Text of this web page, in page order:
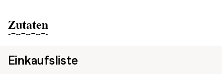
Zutaten